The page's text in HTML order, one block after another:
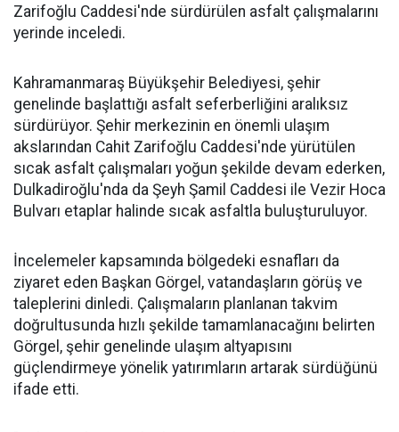
Zarifoğlu Caddesi'nde sürdürülen asfalt çalışmalarını
yerinde inceledi.
Kahramanmaraş Büyükşehir Belediyesi, şehir
genelinde başlattığı asfalt seferberliğini aralıksız
sürdürüyor. Şehir merkezinin en önemli ulaşım
akslarından Cahit Zarifoğlu Caddesi'nde yürütülen
sıcak asfalt çalışmaları yoğun şekilde devam ederken,
Dulkadiroğlu'nda da Şeyh Şamil Caddesi ile Vezir Hoca
Bulvarı etaplar halinde sıcak asfaltla buluşturuluyor.
İncelemeler kapsamında bölgedeki esnafları da
ziyaret eden Başkan Görgel, vatandaşların görüş ve
taleplerini dinledi. Çalışmaların planlanan takvim
doğrultusunda hızlı şekilde tamamlanacağını belirten
Görgel, şehir genelinde ulaşım altyapısını
güçlendirmeye yönelik yatırımların artarak sürdüğünü
ifade etti.